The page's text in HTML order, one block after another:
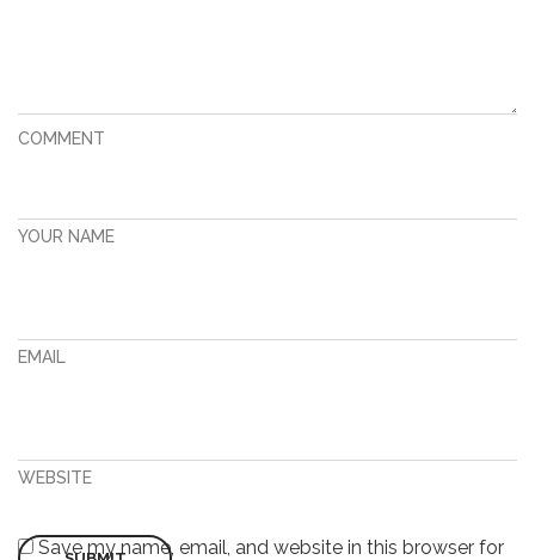
COMMENT
YOUR NAME
EMAIL
WEBSITE
Save my name, email, and website in this browser for